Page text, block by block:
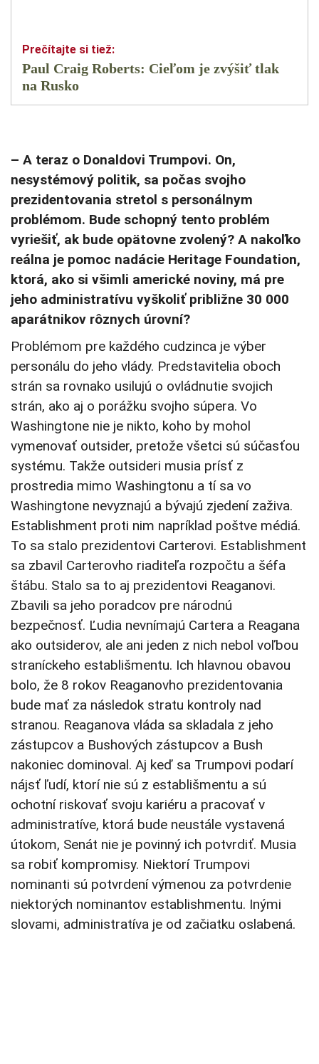
Paul Craig Roberts: Cieľom je zvýšiť tlak
na Rusko
– A teraz o Donaldovi Trumpovi. On,
nesystémový politik, sa počas svojho
prezidentovania stretol s personálnym
problémom. Bude schopný tento problém
vyriešiť, ak bude opätovne zvolený? A nakoľko
reálna je pomoc nadácie Heritage Foundation,
ktorá, ako si všimli americké noviny, má pre
jeho administratívu vyškoliť približne 30 000
aparátnikov rôznych úrovní?
Problémom pre každého cudzinca je výber
personálu do jeho vlády. Predstavitelia oboch
strán sa rovnako usilujú o ovládnutie svojich
strán, ako aj o porážku svojho súpera. Vo
Washingtone nie je nikto, koho by mohol
vymenovať outsider, pretože všetci sú súčasťou
systému. Takže outsideri musia prísť z
prostredia mimo Washingtonu a tí sa vo
Washingtone nevyznajú a bývajú zjedení zaživa.
Establishment proti nim napríklad poštve médiá.
To sa stalo prezidentovi Carterovi. Establishment
sa zbavil Carterovho riaditeľa rozpočtu a šéfa
štábu. Stalo sa to aj prezidentovi Reaganovi.
Zbavili sa jeho poradcov pre národnú
bezpečnosť. Ľudia nevnímajú Cartera a Reagana
ako outsiderov, ale ani jeden z nich nebol voľbou
straníckeho establišmentu. Ich hlavnou obavou
bolo, že 8 rokov Reaganovho prezidentovania
bude mať za následok stratu kontroly nad
stranou. Reaganova vláda sa skladala z jeho
zástupcov a Bushových zástupcov a Bush
nakoniec dominoval. Aj keď sa Trumpovi podarí
nájsť ľudí, ktorí nie sú z establišmentu a sú
ochotní riskovať svoju kariéru a pracovať v
administratíve, ktorá bude neustále vystavená
útokom, Senát nie je povinný ich potvrdiť. Musia
sa robiť kompromisy. Niektorí Trumpovi
nominanti sú potvrdení výmenou za potvrdenie
niektorých nominantov establishmentu. Inými
slovami, administratíva je od začiatku oslabená.